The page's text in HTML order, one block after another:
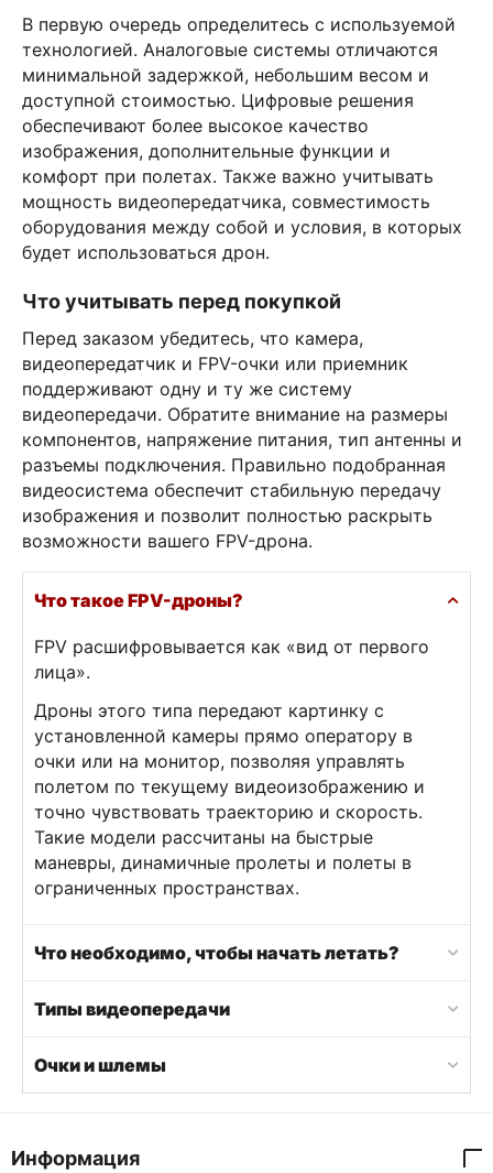
В первую очередь определитесь с используемой
технологией. Аналоговые системы отличаются
минимальной задержкой, небольшим весом и
доступной стоимостью. Цифровые решения
обеспечивают более высокое качество
изображения, дополнительные функции и
комфорт при полетах. Также важно учитывать
мощность видеопередатчика, совместимость
оборудования между собой и условия, в которых
будет использоваться дрон.
Что учитывать перед покупкой
Перед заказом убедитесь, что камера,
видеопередатчик и FPV-очки или приемник
поддерживают одну и ту же систему
видеопередачи. Обратите внимание на размеры
компонентов, напряжение питания, тип антенны и
разъемы подключения. Правильно подобранная
видеосистема обеспечит стабильную передачу
изображения и позволит полностью раскрыть
возможности вашего FPV-дрона.
Что такое FPV-дроны?
FPV расшифровывается как «вид от первого
лица».
Дроны этого типа передают картинку с
установленной камеры прямо оператору в
очки или на монитор, позволяя управлять
полетом по текущему видеоизображению и
точно чувствовать траекторию и скорость.
Такие модели рассчитаны на быстрые
маневры, динамичные пролеты и полеты в
ограниченных пространствах.
Что необходимо, чтобы начать летать?
Типы видеопередачи
Очки и шлемы
Информация